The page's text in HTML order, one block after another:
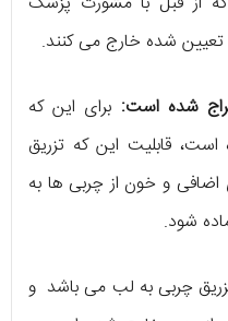
شده خارج می کنند.
شده است: برای این که
قابلیت این که تزریق
اضافی و خون از چربی ها به
شود.
چربی به لب می باشد و